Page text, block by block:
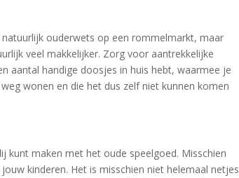
ouderwets op een rommelmarkt, maar
veel makkelijker. Zorg voor aantrekkelijke
aantal handige doosjes in huis hebt, waarmee je
wonen en die het dus zelf niet kunnen komen
kunt maken met het oude speelgoed. Misschien
kinderen. Het is misschien niet helemaal netjes